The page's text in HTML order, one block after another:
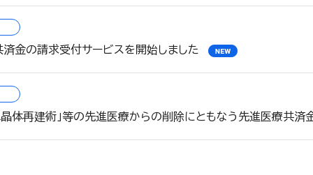
金の請求受付サービスを開始しました
体再建術」等の先進医療からの削除にともなう先進医療共済